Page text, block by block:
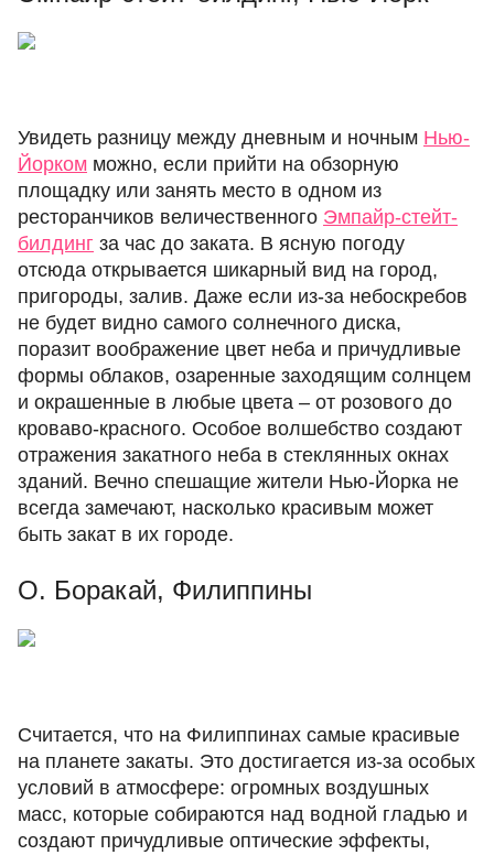
Увидеть разницу между дневным и ночным Нью-
Йорком можно, если прийти на обзорную
площадку или занять место в одном из
ресторанчиков величественного Эмпайр-стейт-
билдинг за час до заката. В ясную погоду
отсюда открывается шикарный вид на город,
пригороды, залив. Даже если из-за небоскребов
не будет видно самого солнечного диска,
поразит воображение цвет неба и причудливые
формы облаков, озаренные заходящим солнцем
и окрашенные в любые цвета – от розового до
кроваво-красного. Особое волшебство создают
отражения закатного неба в стеклянных окнах
зданий. Вечно спешащие жители Нью-Йорка не
всегда замечают, насколько красивым может
быть закат в их городе.
О. Боракай, Филиппины
Считается, что на Филиппинах самые красивые
на планете закаты. Это достигается из-за особых
условий в атмосфере: огромных воздушных
масс, которые собираются над водной гладью и
создают причудливые оптические эффекты,